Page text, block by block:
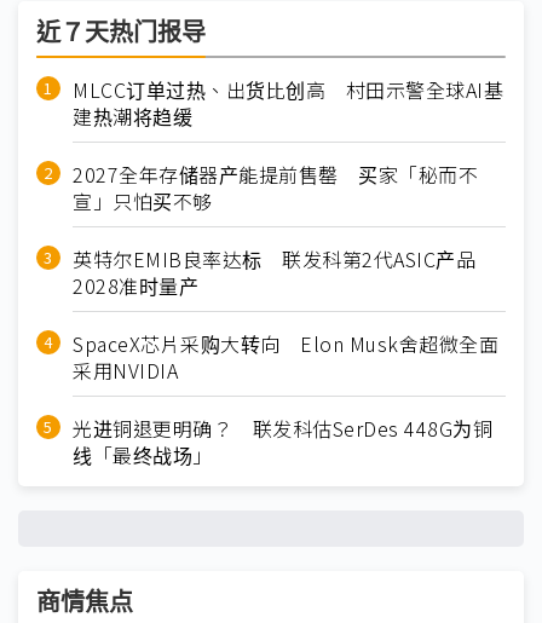
近７天热门报导
MLCC订单过热、出货比创高 村田示警全球AI基
建热潮将趋缓
2027全年存储器产能提前售罄 买家「秘而不
宣」只怕买不够
英特尔EMIB良率达标 联发科第2代ASIC产品
2028准时量产
SpaceX芯片采购大转向 Elon Musk舍超微全面
采用NVIDIA
光进铜退更明确？ 联发科估SerDes 448G为铜
线「最终战场」
商情焦点